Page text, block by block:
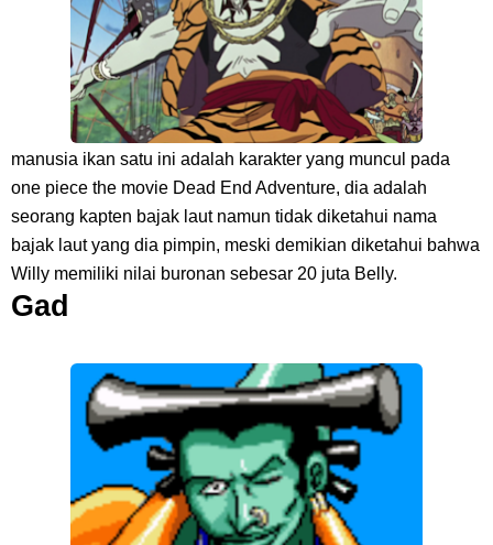
manusia ikan satu ini adalah karakter yang muncul pada
one piece the movie Dead End Adventure, dia adalah
seorang kapten bajak laut namun tidak diketahui nama
bajak laut yang dia pimpin, meski demikian diketahui bahwa
Willy memiliki nilai buronan sebesar 20 juta Belly.
Gad